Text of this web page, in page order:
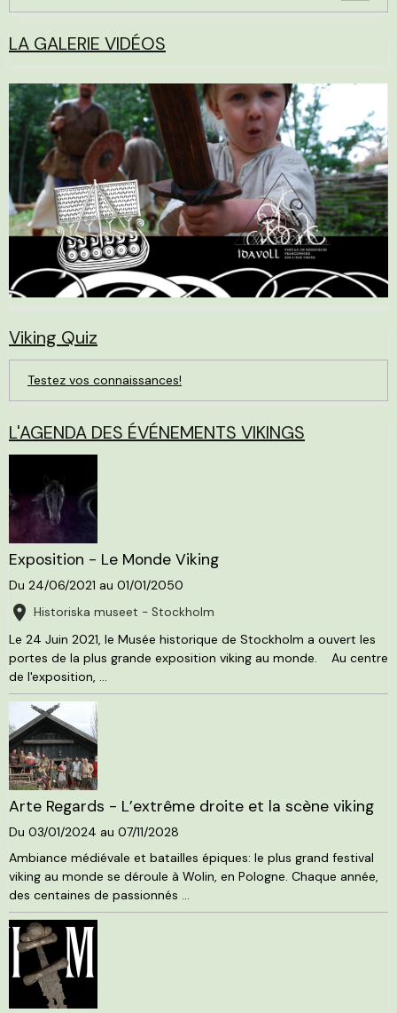
LA GALERIE VIDÉOS
Viking Quiz
Testez vos connaissances!
L'AGENDA DES ÉVÉNEMENTS VIKINGS
Exposition - Le Monde Viking
Du 24/06/2021 au 01/01/2050
Historiska museet - Stockholm
Le 24 Juin 2021, le Musée historique de Stockholm a ouvert les
portes de la plus grande exposition viking au monde. Au centre
de l'exposition, ...
Arte Regards - L’extrême droite et la scène viking
Du 03/01/2024 au 07/11/2028
Ambiance médiévale et batailles épiques: le plus grand festival
viking au monde se déroule à Wolin, en Pologne. Chaque année,
des centaines de passionnés ...